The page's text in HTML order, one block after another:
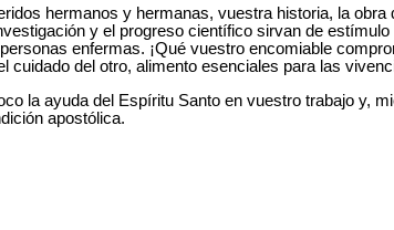
hermanos y hermanas, vuestra historia, la
y el progreso científico sirvan de
personas enfermas. ¡Qué vuestro encomiable
cuidado del otro, alimento esenciales para las
la ayuda del Espíritu Santo en vuestro trabajo y,
apostólica.